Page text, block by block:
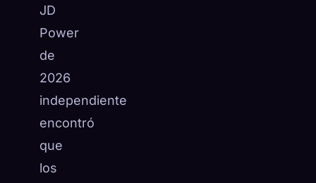
JD
Power
de
2026
independiente
encontró
que
los